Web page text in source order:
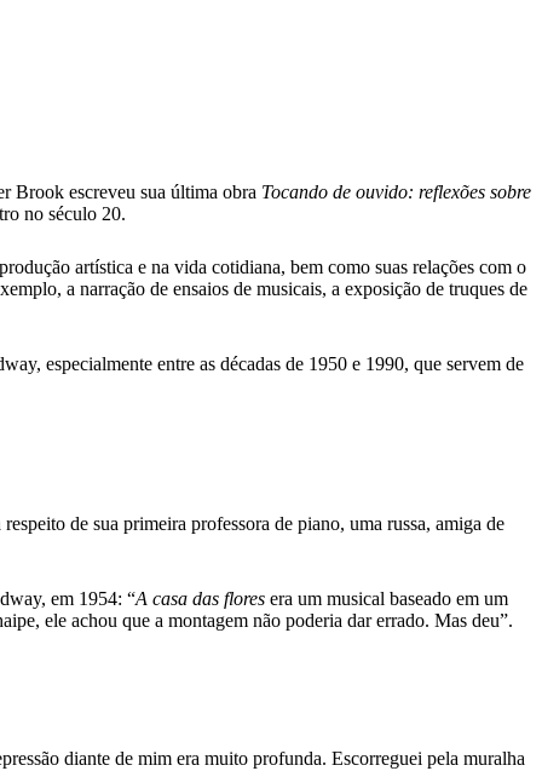
Brook escreveu sua última obra Tocando de ouvido: reflexões sobre
no século 20.
artística e na vida cotidiana, bem como suas relações com o
a narração de ensaios de musicais, a exposição de truques de
especialmente entre as décadas de 1950 e 1990, que servem de
de sua primeira professora de piano, uma russa, amiga de
em 1954: “A casa das flores era um musical baseado em um
ele achou que a montagem não poderia dar errado. Mas deu”.
diante de mim era muito profunda. Escorreguei pela muralha